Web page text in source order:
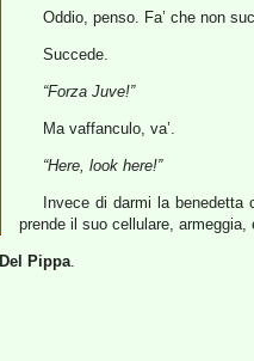
Oddio, penso. Fa’ che non
Succede.
“Forza Juve!”
Ma vaffanculo, va’.
“Here, look here!”
Invece di darmi la
prende il suo cellulare, armeggia,
Del Pippa.